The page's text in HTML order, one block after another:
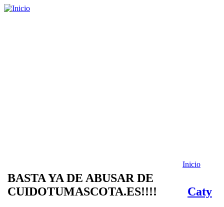
BASTA YA DE ABUSAR DE
CUIDOTUMASCOTA.ES!!!!
Inicio
Caty